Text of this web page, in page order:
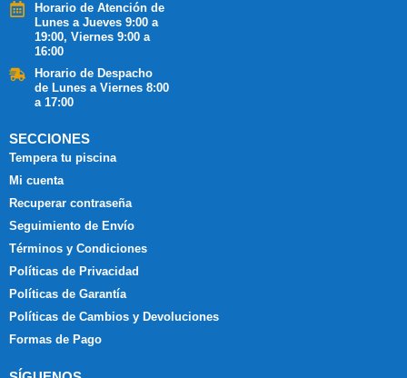
Horario de Atención de
Lunes a Jueves 9:00 a
19:00, Viernes 9:00 a
16:00
Horario de Despacho
de Lunes a Viernes 8:00
a 17:00
SECCIONES
Tempera tu piscina
Mi cuenta
Recuperar contraseña
Seguimiento de Envío
Términos y Condiciones
Políticas de Privacidad
Políticas de Garantía
Políticas de Cambios y Devoluciones
Formas de Pago